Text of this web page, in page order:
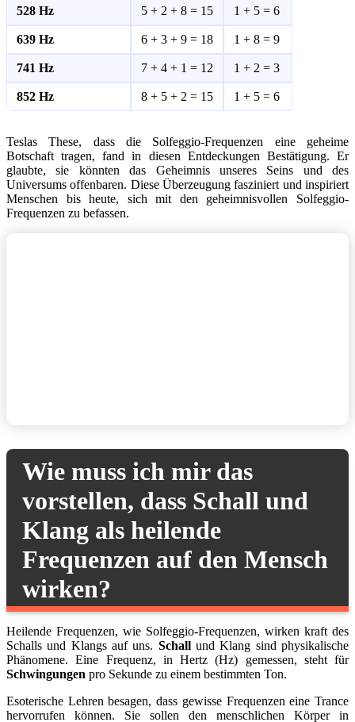
528 Hz 5 + 2 + 8 = 15 1 + 5 = 6
639 Hz 6 + 3 + 9 = 18 1 + 8 = 9
741 Hz 7 + 4 + 1 = 12 1 + 2 = 3
852 Hz 8 + 5 + 2 = 15 1 + 5 = 6
Teslas These, dass die Solfeggio-Frequenzen eine geheime
Botschaft tragen, fand in diesen Entdeckungen Bestätigung. Er
glaubte, sie könnten das Geheimnis unseres Seins und des
Universums offenbaren. Diese Überzeugung fasziniert und inspiriert
Menschen bis heute, sich mit den geheimnisvollen Solfeggio-
Frequenzen zu befassen.
Wie muss ich mir das
vorstellen, dass Schall und
Klang als heilende
Frequenzen auf den Mensch
wirken?
Heilende Frequenzen, wie Solfeggio-Frequenzen, wirken kraft des
Schalls und Klangs auf uns. Schallund Klang sind physikalische
Phänomene. Eine Frequenz, in Hertz (Hz) gemessen, steht für
Schwingungen pro Sekunde zu einem bestimmten Ton.
Esoterische Lehren besagen, dass gewisse Frequenzen eine Trance
hervorrufen können. Sie sollen den menschlichen Körper in